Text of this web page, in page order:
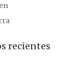
recientes